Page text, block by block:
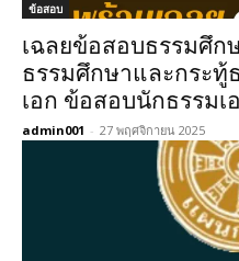
ข้อสอบ
เฉลยข้อสอบธรรมศึก
ธรรมศึกษาและกระ
เอก ข้อสอบนักธรรม
admin001 - 27 พฤศจิกายน 2025